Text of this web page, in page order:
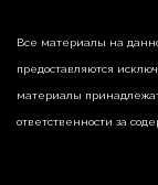
Все материалы на
предоставляются
материалы
ответственности за